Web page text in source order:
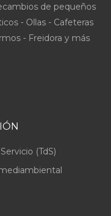
de pequeños
- Ollas - Cafeteras
- Freidora y más
(TdS)